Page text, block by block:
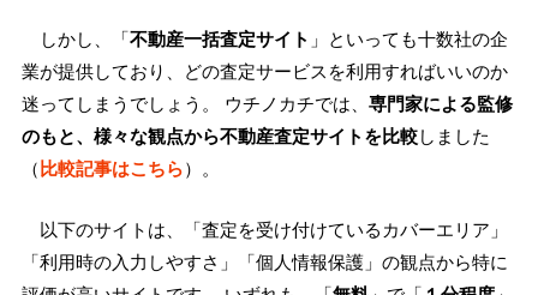
しかし、「不動産一括査定サイト 」といっても十数社の企
業が提供しており、どの査定サービスを利用すればいいのか
迷ってしまうでしょう。 ウチノカチでは、 専門家による監修
のもと、様々な観点から不動産査定サイトを比較しました
（比較記事はこちら）。
以下のサイトは、「査定を受け付けているカバーエリア」
「利用時の入力しやすさ」「個人情報保護」の観点から特に